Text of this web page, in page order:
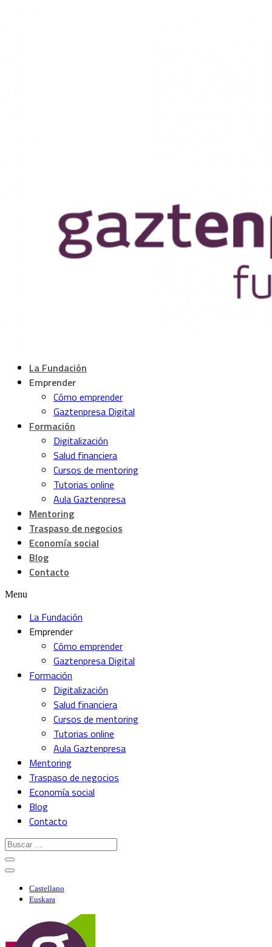
La Fundación
Emprender
Cómo emprender
Gaztenpresa Digital
Formación
Digitalización
Salud financiera
Cursos de mentoring
Tutorias online
Aula Gaztenpresa
Mentoring
Traspaso de negocios
Economía social
Blog
Contacto
Menu
La Fundación
Emprender
Cómo emprender
Gaztenpresa Digital
Formación
Digitalización
Salud financiera
Cursos de mentoring
Tutorias online
Aula Gaztenpresa
Mentoring
Traspaso de negocios
Economía social
Blog
Contacto
Castellano
Euskara